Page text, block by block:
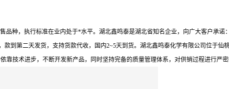
品种，执行标准在业内处于*水平。湖北鑫鸣泰是湖北省知名企业，向广大客户承
款到第二天发货，支持货款代收，国内2~5天到货。湖北鑫鸣泰化学有限公司位于
靠技术进步，不断开发新产品，同时坚持完备的质量管理体系，对供销过程进行严